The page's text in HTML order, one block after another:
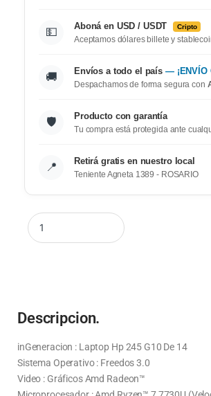
💵 Aboná en USD / USDT Cripto
Aceptamos dólares billete y
🚚 Envíos a todo el país — ¡ENVÍO
Despachamos de forma segura con
🛡️ Producto con garantía
Tu compra está protegida ante
📍 Retirá gratis en nuestro local
Teniente Agneta 1389 - ROSARIO
Descripcion.
inGeneracion : Laptop Hp 245 G10 De 14
Sistema Operativo : Freedos 3.0
Video : Gráficos Amd Radeon™